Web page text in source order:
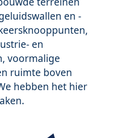
en -
en
voormalige
ruimte boven
hebben het hier